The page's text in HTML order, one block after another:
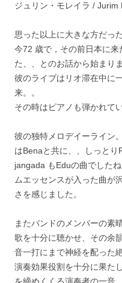
ジュリン・モレイラ /
思った以上に大きな方だっ
今72 歳で，その前日本に
た、、とのお話から始まり
彼のライブはリオ滞在中に
来。。
その時はピアノも弾かれて
彼の独特メロデイーライン
はBenaと共に、、しっと
jangada もEduの曲でした
ムエッセンスが入った曲が
さを感じました。
またバンドのメンバーの素
歌を十分に聴かせ、その余
音一打にまで神経を配った
演奏効果役割を十分に果た